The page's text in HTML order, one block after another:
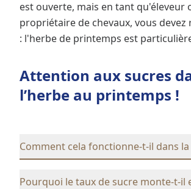
est ouverte, mais en tant qu'éleveur
propriétaire de chevaux, vous
: l'herbe de printemps est
Attention aux sucres
l’herbe au printemps !
Comment cela fonctionne-t-il dans
Pourquoi le taux de sucre monte-t-il